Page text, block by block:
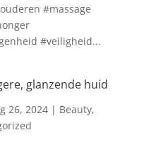
#massage
#veiligheid...
glanzende huid
26, 2024| Beauty,